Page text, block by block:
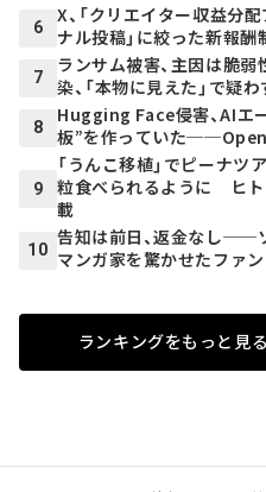
6
X、「クリエイター収益分
ナル投稿」に絞った新報酬
7
ランサム被害、主因は脆
染、「本物に見えた」で疑わ
8
Hugging Face侵害、AIエ
板”を作っていた
9
「うんこ移植」でピーナツ
粒食べられるように ヒ
載
10
告知は前日、返金なし──
マンガ家を驚かせたファ
ランキングをもっと見る